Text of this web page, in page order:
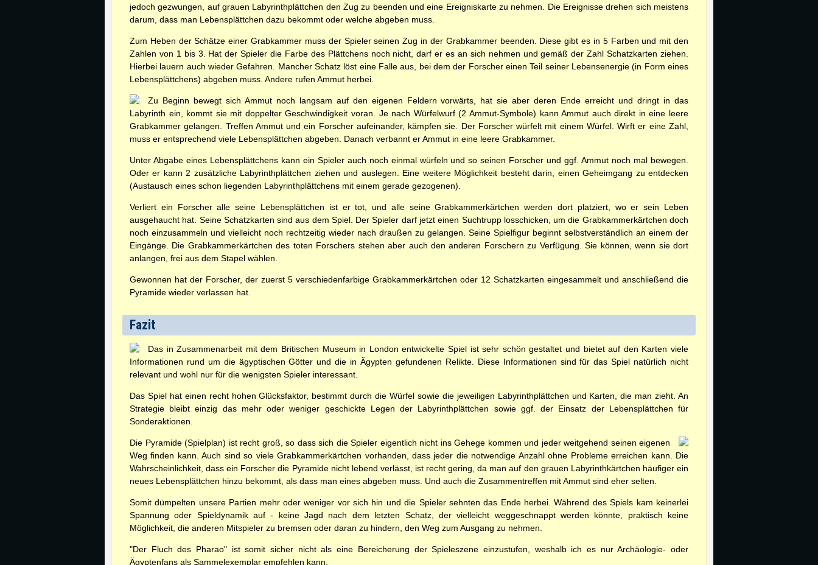
jedoch gezwungen, auf grauen Labyrinthplättchen den Zug zu beenden und eine Ereigniskarte zu nehmen. Die Ereignisse drehen sich meistens
darum, dass man Lebensplättchen dazu bekommt oder welche abgeben muss.
Zum Heben der Schätze einer Grabkammer muss der Spieler seinen Zug in der Grabkammer beenden. Diese gibt es in 5 Farben und mit den
Zahlen von 1 bis 3. Hat der Spieler die Farbe des Plättchens noch nicht, darf er es an sich nehmen und gemäß der Zahl Schatzkarten ziehen.
Hierbei lauern auch wieder Gefahren. Mancher Schatz löst eine Falle aus, bei dem der Forscher einen Teil seiner Lebensenergie (in Form eines
Lebensplättchens) abgeben muss. Andere rufen Ammut herbei.
Zu Beginn bewegt sich Ammut noch langsam auf den eigenen Feldern vorwärts, hat sie aber deren Ende erreicht und dringt in das
Labyrinth ein, kommt sie mit doppelter Geschwindigkeit voran. Je nach Würfelwurf (2 Ammut-Symbole) kann Ammut auch direkt in eine leere
Grabkammer gelangen. Treffen Ammut und ein Forscher aufeinander, kämpfen sie. Der Forscher würfelt mit einem Würfel. Wirft er eine Zahl,
muss er entsprechend viele Lebensplättchen abgeben. Danach verbannt er Ammut in eine leere Grabkammer.
Unter Abgabe eines Lebensplättchens kann ein Spieler auch noch einmal würfeln und so seinen Forscher und ggf. Ammut noch mal bewegen.
Oder er kann 2 zusätzliche Labyrinthplättchen ziehen und auslegen. Eine weitere Möglichkeit besteht darin, einen Geheimgang zu entdecken
(Austausch eines schon liegenden Labyrinthplättchens mit einem gerade gezogenen).
Verliert ein Forscher alle seine Lebensplättchen ist er tot, und alle seine Grabkammerkärtchen werden dort platziert, wo er sein Leben
ausgehaucht hat. Seine Schatzkarten sind aus dem Spiel. Der Spieler darf jetzt einen Suchtrupp losschicken, um die Grabkammerkärtchen doch
noch einzusammeln und vielleicht noch rechtzeitig wieder nach draußen zu gelangen. Seine Spielfigur beginnt selbstverständlich an einem der
Eingänge. Die Grabkammerkärtchen des toten Forschers stehen aber auch den anderen Forschern zu Verfügung. Sie können, wenn sie dort
anlangen, frei aus dem Stapel wählen.
Gewonnen hat der Forscher, der zuerst 5 verschiedenfarbige Grabkammerkärtchen oder 12 Schatzkarten eingesammelt und anschließend die
Pyramide wieder verlassen hat.
Fazit
Das in Zusammenarbeit mit dem Britischen Museum in London entwickelte Spiel ist sehr schön gestaltet und bietet auf den Karten viele
Informationen rund um die ägyptischen Götter und die in Ägypten gefundenen Relikte. Diese Informationen sind für das Spiel natürlich nicht
relevant und wohl nur für die wenigsten Spieler interessant.
Das Spiel hat einen recht hohen Glücksfaktor, bestimmt durch die Würfel sowie die jeweiligen Labyrinthplättchen und Karten, die man zieht. An
Strategie bleibt einzig das mehr oder weniger geschickte Legen der Labyrinthplättchen sowie ggf. der Einsatz der Lebensplättchen für
Sonderaktionen.
Die Pyramide (Spielplan) ist recht groß, so dass sich die Spieler eigentlich nicht ins Gehege kommen und jeder weitgehend seinen eigenen
Weg finden kann. Auch sind so viele Grabkammerkärtchen vorhanden, dass jeder die notwendige Anzahl ohne Probleme erreichen kann. Die
Wahrscheinlichkeit, dass ein Forscher die Pyramide nicht lebend verlässt, ist recht gering, da man auf den grauen Labyrinthkärtchen häufiger ein
neues Lebensplättchen hinzu bekommt, als dass man eines abgeben muss. Und auch die Zusammentreffen mit Ammut sind eher selten.
Somit dümpelten unsere Partien mehr oder weniger vor sich hin und die Spieler sehnten das Ende herbei. Während des Spiels kam keinerlei
Spannung oder Spieldynamik auf - keine Jagd nach dem letzten Schatz, der vielleicht weggeschnappt werden könnte, praktisch keine
Möglichkeit, die anderen Mitspieler zu bremsen oder daran zu hindern, den Weg zum Ausgang zu nehmen.
"Der Fluch des Pharao" ist somit sicher nicht als eine Bereicherung der Spieleszene einzustufen, weshalb ich es nur Archäologie- oder
Ägyptenfans als Sammelexemplar empfehlen kann.